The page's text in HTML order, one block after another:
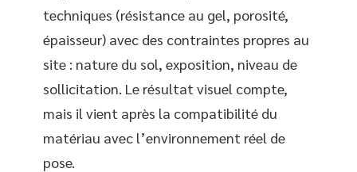
techniques (résistance au gel, porosité,
épaisseur) avec des contraintes propres au
site : nature du sol, exposition, niveau de
sollicitation. Le résultat visuel compte,
mais il vient après la compatibilité du
matériau avec l’environnement réel de
pose.